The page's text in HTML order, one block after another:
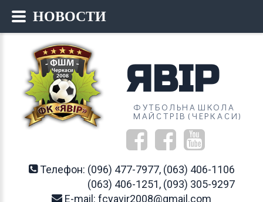
ЯВІР
ФУТБОЛЬНА ШКОЛА
МАЙСТРІВ (ЧЕРКАСИ)
Телефон: (096) 477-7977, (063) 406-1106
(063) 406-1251, (093) 305-9297
E-mail: fcyavir2008@gmail.com
НОВОСТИ